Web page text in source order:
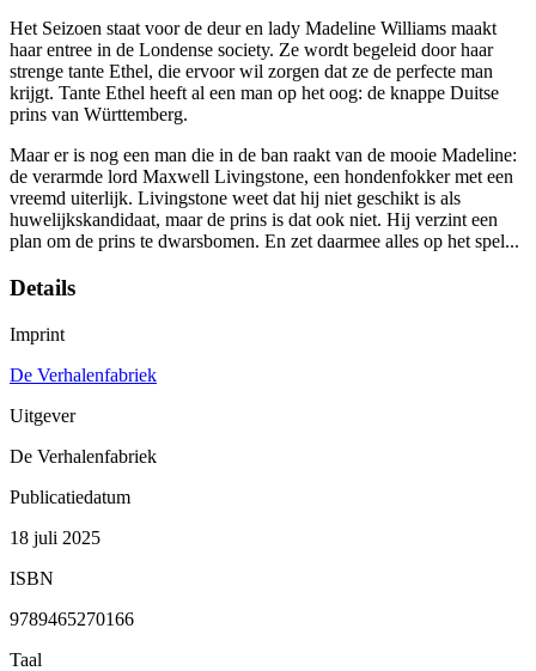
Het Seizoen staat voor de deur en lady Madeline Williams maakt
haar entree in de Londense society. Ze wordt begeleid door haar
strenge tante Ethel, die ervoor wil zorgen dat ze de perfecte man
krijgt. Tante Ethel heeft al een man op het oog: de knappe Duitse
prins van Württemberg.
Maar er is nog een man die in de ban raakt van de mooie Madeline:
de verarmde lord Maxwell Livingstone, een hondenfokker met een
vreemd uiterlijk. Livingstone weet dat hij niet geschikt is als
huwelijkskandidaat, maar de prins is dat ook niet. Hij verzint een
plan om de prins te dwarsbomen. En zet daarmee alles op het spel...
Details
Imprint
De Verhalenfabriek
Uitgever
De Verhalenfabriek
Publicatiedatum
18 juli 2025
ISBN
9789465270166
Taal